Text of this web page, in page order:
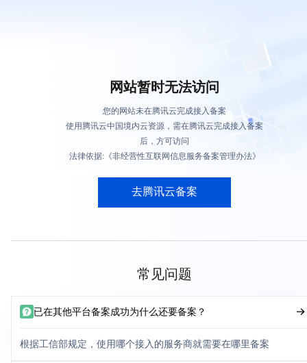
网站暂时无法访问
您的网站未在腾讯云完成接入备案
使用腾讯云中国境内云资源，需在腾讯云完成接入备案
后，方可访问
法律依据:《非经营性互联网信息服务备案管理办法》
去腾讯云备案
常见问题
已在其他平台备案成功为什么还要备案？
根据工信部规定，使用哪个接入的服务商就需要在哪里备案